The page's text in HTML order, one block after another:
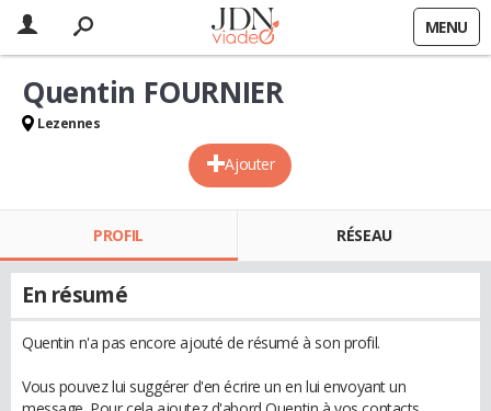
MENU
Ajouter
Quentin FOURNIER
Lezennes
PROFIL RÉSEAU
En résumé
Quentin n'a pas encore ajouté de résumé à son profil.
Vous pouvez lui suggérer d'en écrire un en lui envoyant un